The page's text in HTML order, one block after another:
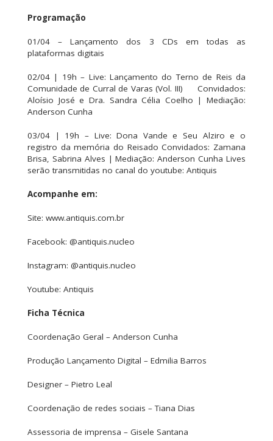
Programação
01/04 – Lançamento dos 3 CDs em todas as
plataformas digitais
02/04 | 19h – Live: Lançamento do Terno de Reis da
Comunidade de Curral de Varas (Vol. III)⠀⠀ Convidados:
Aloísio José e Dra. Sandra Célia Coelho | Mediação:
Anderson Cunha
03/04 | 19h – Live: Dona Vande e Seu Alziro e o
registro da memória do Reisado Convidados: Zamana
Brisa, Sabrina Alves | Mediação: Anderson Cunha Lives
serão transmitidas no canal do youtube: Antiquis
Acompanhe em:
Site: www.antiquis.com.br
Facebook: @antiquis.nucleo
Instagram: @antiquis.nucleo
Youtube: Antiquis
Ficha Técnica
Coordenação Geral – Anderson Cunha
Produção Lançamento Digital – Edmilia Barros
Designer – Pietro Leal
Coordenação de redes sociais – Tiana Dias
Assessoria de imprensa – Gisele Santana